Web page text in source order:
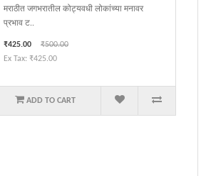
मराठीत जगभरातील कोट्यवधी लोकांच्या मनावर
प्रभाव ट..
₹425.00
₹500.00
Ex Tax: ₹425.00
ADD TO CART